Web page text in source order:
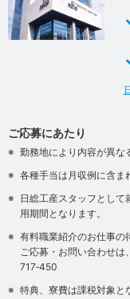
ご応募にあたり
勤務地により内容が異な
各種手当は月収例に含ま
日総工産スタッフとし
用期間となります。
有料職業紹介のお仕事の
ご応募・お問い合わせ
717‐450
特典、寮費は課税対象と